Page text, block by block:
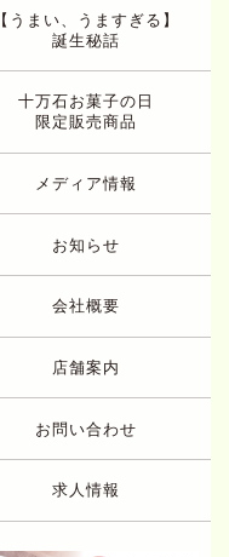
【うまい、うますぎる】
誕生秘話
十万石お菓子の日
限定販売商品
メディア情報
お知らせ
会社概要
店舗案内
お問い合わせ
求人情報